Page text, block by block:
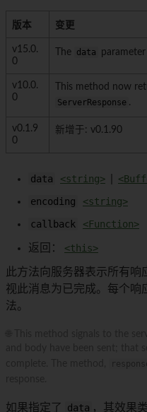
版本 变更
v15.0.
0
The data
v10.0.
0
This method now
ServerResponse .
v0.1.9
0
新增于: v0.1.90
data <string>
encoding
<string>
callback
<Function>
返回： <this>
此方法向服务器表示所有响
视此消息为已完成。每个响
法。
如果指定了 data ，其效果